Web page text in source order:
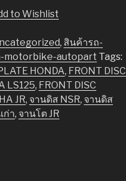
to Wishlist
, สินค้ารถ-
motorbike-autopart Tags:
HONDA, FRONT DISC
LS125, FRONT DISC
JR, จานดิส NSR, จานดิส
ก่า, จานโต JR